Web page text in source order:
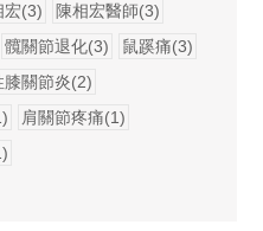
宏(3)
陳相宏醫師(3)
髖關節退化(3)
鼠蹊痛(3)
膝關節炎(2)
肩關節疼痛(1)